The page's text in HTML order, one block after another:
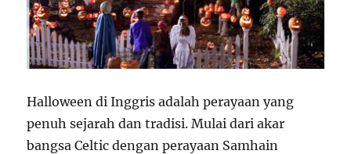
Halloween di Inggris adalah perayaan yang
penuh sejarah dan tradisi. Mulai dari akar
bangsa Celtic dengan perayaan Samhain